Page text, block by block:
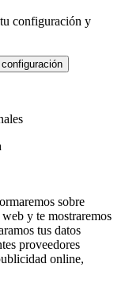
configuración y
sobre
y te mostraremos
tus datos
proveedores
online,